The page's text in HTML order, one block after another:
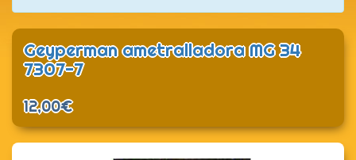
Geyperman ametralladora MG 34
7307-7
12,00€